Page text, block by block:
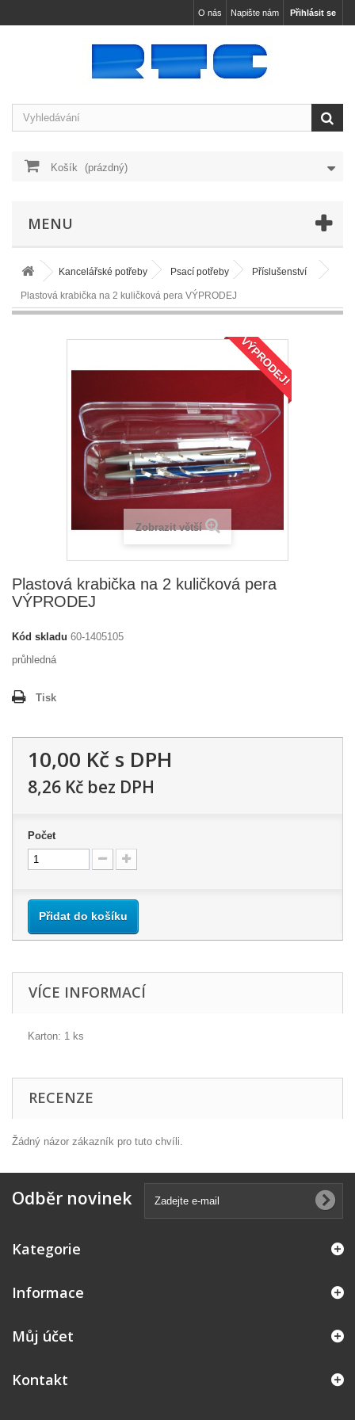
Přihlásit se
Napište nám
O nás
Košík (prázdný)
MENU
Kancelářské potřeby Psací potřeby Příslušenství
Plastová krabička na 2 kuličková pera VÝPRODEJ
VÝPRODEJ!
Zobrazit větší
Plastová krabička na 2 kuličková pera
VÝPRODEJ
Kód skladu 60-1405105
průhledná
Tisk
10,00 Kč s DPH
8,26 Kč bez DPH
Počet
Přidat do košíku
VÍCE INFORMACÍ
Karton: 1 ks
RECENZE
Žádný názor zákazník pro tuto chvíli.
Odběr novinek
Kategorie
Informace
Můj účet
Kontakt